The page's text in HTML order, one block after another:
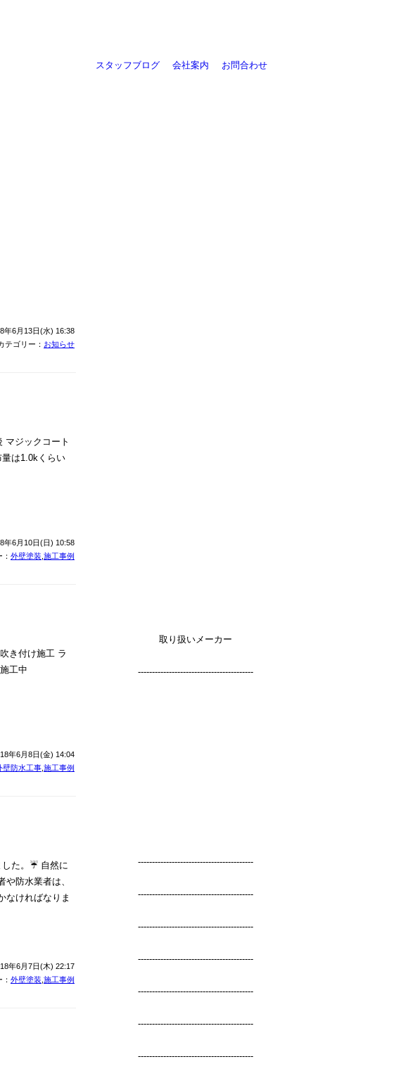
スタッフブログ 会社案内 お問合わせ
年6月13日(水) 16:38
テゴリー： お知らせ
マジックコート
は1.0kくらい
年6月10日(日) 10:58
外壁塗装 施工事例
き付け施工 ラ
工中
年6月8日(金) 14:04
壁防水工事 施工事例
た。☔️ 自然に
防水業者は、
なければなりま
年6月7日(木) 22:17
外壁塗装 施工事例
取り扱いメーカー
-----------------------------------------
-----------------------------------------
-----------------------------------------
-----------------------------------------
-----------------------------------------
-----------------------------------------
-----------------------------------------
-----------------------------------------